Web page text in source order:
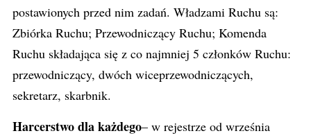
postawionych przed nim zadań. Władzami Ruchu są:
Zbiórka Ruchu; Przewodniczący Ruchu; Komenda
Ruchu składająca się z co najmniej 5 członków Ruchu:
przewodniczący, dwóch wiceprzewodniczących,
sekretarz, skarbnik.
Harcerstwo dla każdego– w rejestrze od września